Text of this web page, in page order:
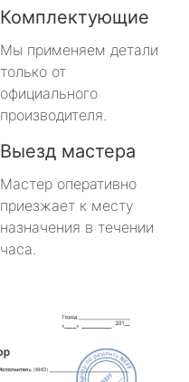
Комплектующие
Мы применяем детали
только от
официального
производителя.
Выезд мастера
Мастер оперативно
приезжает к месту
назначения в течении
часа.